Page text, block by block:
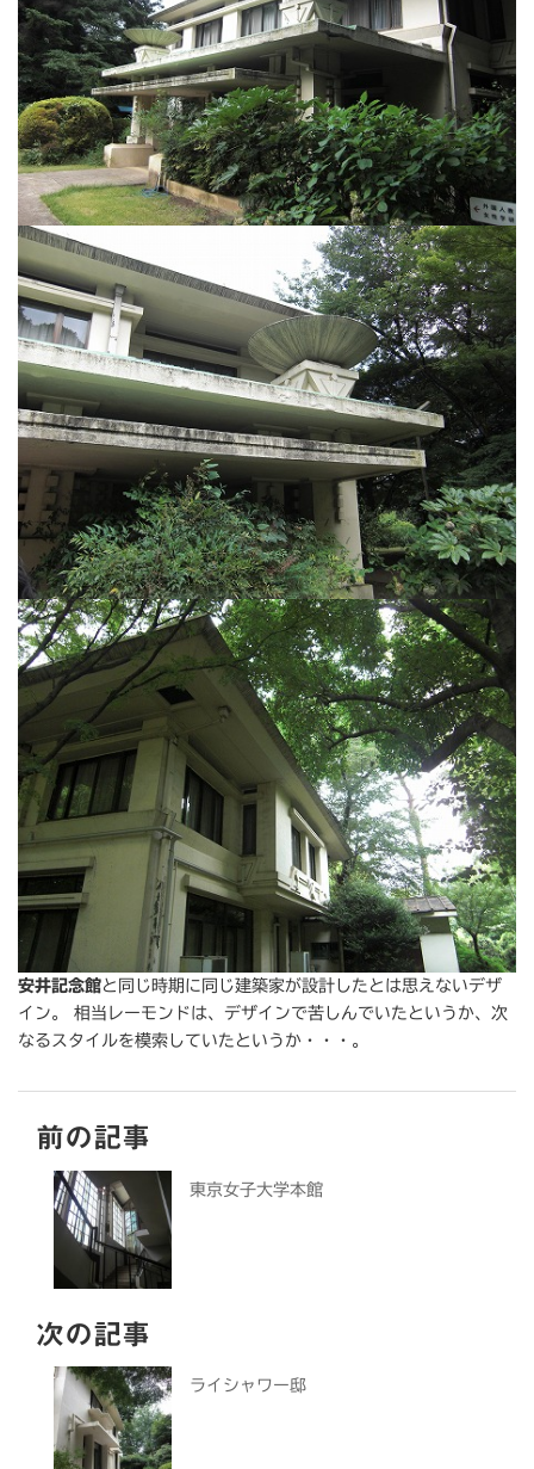
安井記念館と同じ時期に同じ建築家が設計したとは思えないデザ
イン。 相当レーモンドは、デザインで苦しんでいたというか、次
なるスタイルを模索していたというか・・・。
前の記事
東京女子大学本館
次の記事
ライシャワー邸